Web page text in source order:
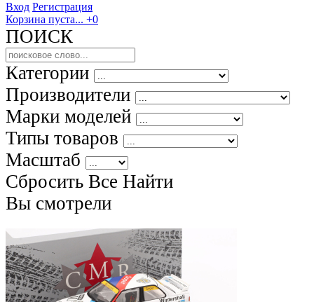
Вход Регистрация
Корзина пуста... +0
ПОИСК
Категории
Производители
Марки моделей
Типы товаров
Масштаб
Сбросить Все Найти
Вы смотрели